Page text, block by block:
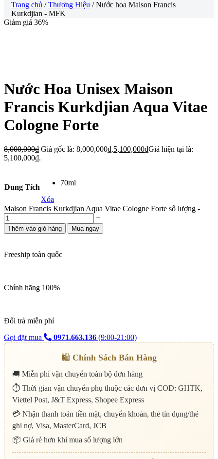
Trang chủ /Thương Hiệu / Nước hoa Maison Francis
Kurkdjian - MFK
Giảm giá 36%
Nước Hoa Unisex Maison
Francis Kurkdjian Aqua Vitae
Cologne Forte
8,000,000₫ Giá gốc là: 8,000,000₫.5,100,000₫Giá hiện tại là:
5,100,000₫.
Dung Tích
70ml
Xóa
Maison Francis Kurkdjian Aqua Vitae Cologne Forte số lượng -
+
Thêm vào giỏ hàng Mua ngay
Freeship toàn quốc
Chính hãng 100%
Đổi trả miễn phí
Gọi đặt mua
0971.663.136 (9:00-21:00)
🛍️ Chính Sách Bán Hàng
🚚 Miễn phí vận chuyển toàn bộ đơn hàng
⏱️ Thời gian vận chuyển phụ thuộc các đơn vị COD: GHTK,
Viettel Post, J&T Express, Shopee Express
💳 Nhận thanh toán tiền mặt, chuyển khoản, thẻ tín dụng/thẻ
ghi nợ, Visa, MasterCard, JCB
📦 Giá rẻ hơn khi mua số lượng lớn